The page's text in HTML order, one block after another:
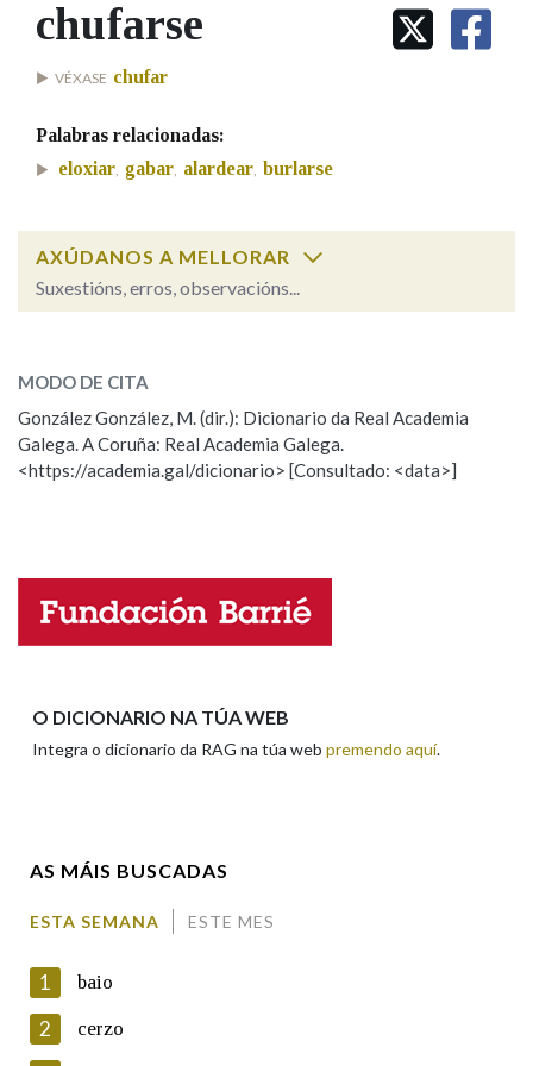
IDENTIDADE CORPORATIVA
MARCIAL DEL ADALID
FIGURAS HOMENAXEADAS
PORTAL DAS PALABRAS
Facebook
TwitterYoutubeInstagram
Bluesky
BUSCAR NOS LEMAS
Comeza por
Remata por
Contén
Nas definicións
Na fraseoloxía
OUTRAS OPCIÓNS DE BUSCA
Marcas gramaticais
chufarse
VÉXASE chufar
Palabras relacionadas:
eloxiar, gabar, alardear, burlarse
AXÚDANOS A MELLORAR
Suxestións, erros, observacións...
ESCOLLE UNHA OPCIÓN:
Observación Hai un erro na palabra
Propoño mellorar a definición
Nome
MODO DE CITA
González González, M. (dir.): Dicionario da Real Academia
Galega. A Coruña: Real Academia Galega.
<https://academia.gal/dicionario> [Consultado: <data>]
O DICIONARIO NA TÚA WEB
Integra o dicionario da RAG na túa web premendo aquí.
AS MÁIS BUSCADAS
ESTA SEMANA ESTE MES
1 baio
2 cerzo